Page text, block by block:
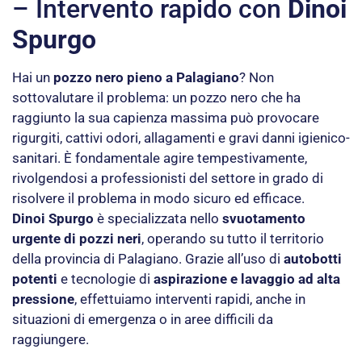
– Intervento rapido con Dinoi
Spurgo
Hai un pozzo nero pieno a Palagiano? Non
sottovalutare il problema: un pozzo nero che ha
raggiunto la sua capienza massima può provocare
rigurgiti, cattivi odori, allagamenti e gravi danni igienico-
sanitari. È fondamentale agire tempestivamente,
rivolgendosi a professionisti del settore in grado di
risolvere il problema in modo sicuro ed efficace.
Dinoi Spurgo è specializzata nello svuotamento
urgente di pozzi neri, operando su tutto il territorio
della provincia di Palagiano. Grazie all’uso di autobotti
potenti e tecnologie di aspirazione e lavaggio ad alta
pressione, effettuiamo interventi rapidi, anche in
situazioni di emergenza o in aree difficili da
raggiungere.